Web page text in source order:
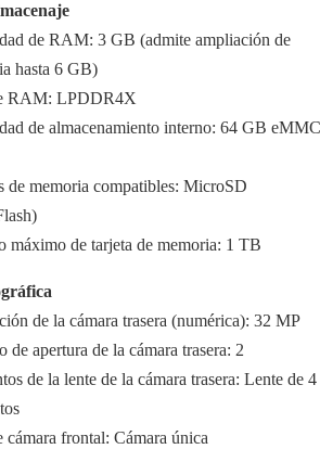
de RAM: 3 GB (admite ampliación de
hasta 6 GB)
RAM: LPDDR4X
de almacenamiento interno: 64 GB eMMC
de memoria compatibles: MicroSD
máximo de tarjeta de memoria: 1 TB
de la cámara trasera (numérica): 32 MP
de apertura de la cámara trasera: 2
de la lente de la cámara trasera: Lente de 4
cámara frontal: Cámara única